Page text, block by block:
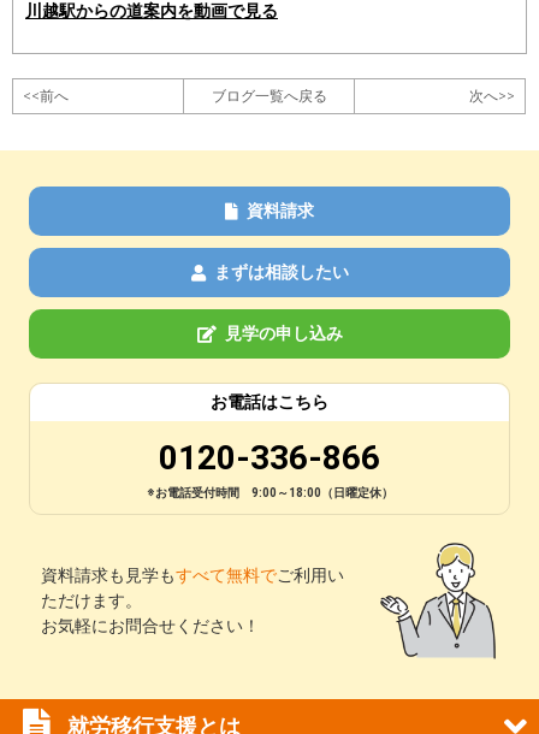
川越駅からの道案内を動画で見る
<<前へ ブログ一覧へ戻る 次へ>>
資料請求
まずは相談したい
見学の申し込み
お電話はこちら
0120-336-866
※お電話受付時間 9:00～18:00（日曜定休）
資料請求も見学もすべて無料でご利用い
ただけます。
お気軽にお問合せください！
就労移行支援とは